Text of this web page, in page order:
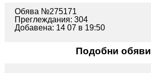
Обява №275171
Преглеждания: 304
Добавена: 14 07 в 19:50
Подобни обяви